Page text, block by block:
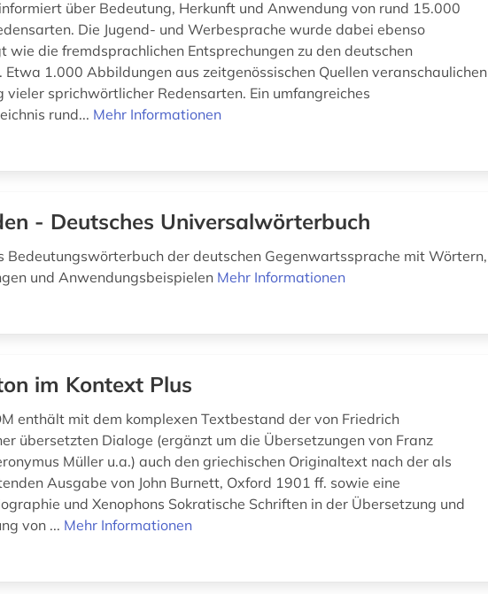
über Bedeutung, Herkunft und Anwendung von rund 15.000
Die Jugend- und Werbesprache wurde dabei ebenso
wie die fremdsprachlichen Entsprechungen zu den deutschen
Etwa 1.000 Abbildungen aus zeitgenössischen Quellen veranschaulichen
vieler sprichwörtlicher Redensarten. Ein umfangreiches
rund... Mehr Informationen
- Deutsches Universalwörterbuch
Bedeutungswörterbuch der deutschen Gegenwartssprache mit Wörtern,
und Anwendungsbeispielen Mehr Informationen
im Kontext Plus
enthält mit dem komplexen Textbestand der von Friedrich
übersetzten Dialoge (ergänzt um die Übersetzungen von Franz
Müller u.a.) auch den griechischen Originaltext nach der als
Ausgabe von John Burnett, Oxford 1901 ff. sowie eine
und Xenophons Sokratische Schriften in der Übersetzung und
von ... Mehr Informationen